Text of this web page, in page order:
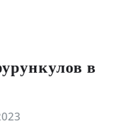
в